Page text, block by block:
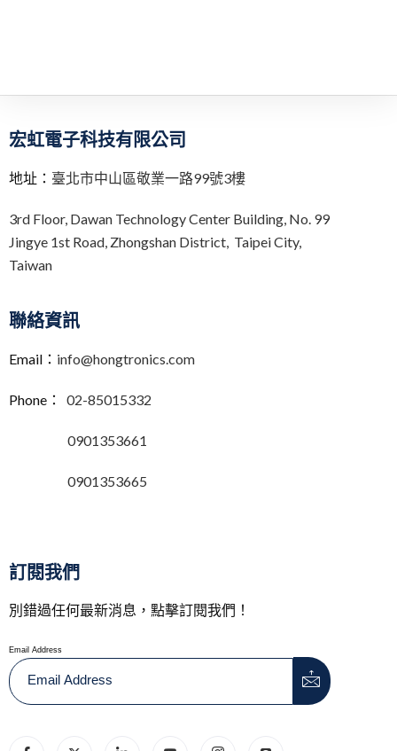
宏虹電子科技有限公司
地址： 臺北市中山區敬業一路99號3樓
3rd Floor, Dawan Technology Center Building, No. 99
Jingye 1st Road, Zhongshan District, Taipei City,
Taiwan
聯絡資訊
Email： info@hongtronics.com
Phone： 02-85015332
0901353661
0901353665
訂閱我們
別錯過任何最新消息，點擊訂閱我們！
Email Address